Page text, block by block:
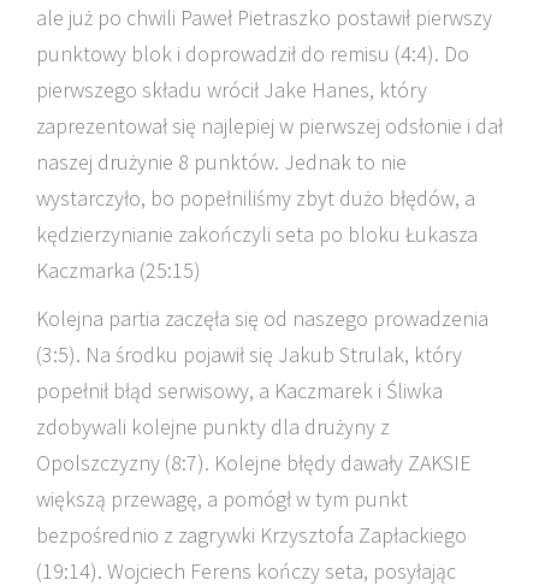
ale już po chwili Paweł Pietraszko postawił pierwszy
punktowy blok i doprowadził do remisu (4:4). Do
pierwszego składu wrócił Jake Hanes, który
zaprezentował się najlepiej w pierwszej odsłonie i dał
naszej drużynie 8 punktów. Jednak to nie
wystarczyło, bo popełniliśmy zbyt dużo błędów, a
kędzierzynianie zakończyli seta po bloku Łukasza
Kaczmarka (25:15)
Kolejna partia zaczęła się od naszego prowadzenia
(3:5). Na środku pojawił się Jakub Strulak, który
popełnił błąd serwisowy, a Kaczmarek i Śliwka
zdobywali kolejne punkty dla drużyny z
Opolszczyzny (8:7). Kolejne błędy dawały ZAKSIE
większą przewagę, a pomógł w tym punkt
bezpośrednio z zagrywki Krzysztofa Zapłackiego
(19:14). Wojciech Ferens kończy seta, posyłając